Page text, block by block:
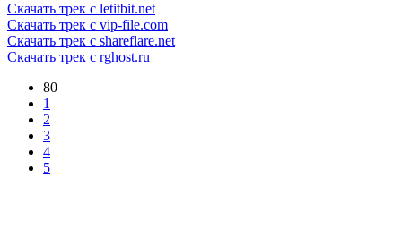
Скачать трек с letitbit.net
Скачать трек с vip-file.com
Скачать трек с shareflare.net
Скачать трек с rghost.ru
80
1
2
3
4
5